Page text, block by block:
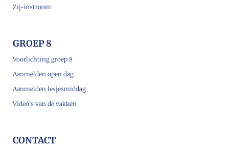
Zij-instroom
GROEP 8
Voorlichting groep 8
Aanmelden open dag
Aanmelden lesjesmiddag
Video’s van de vakken
CONTACT